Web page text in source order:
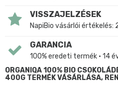
VISSZAJELZÉSEK
NapiBio vásárlói
GARANCIA
100% eredeti termék • 14
ORGANIQA 100% BIO
400G TERMÉK VÁSÁRLÁSA,